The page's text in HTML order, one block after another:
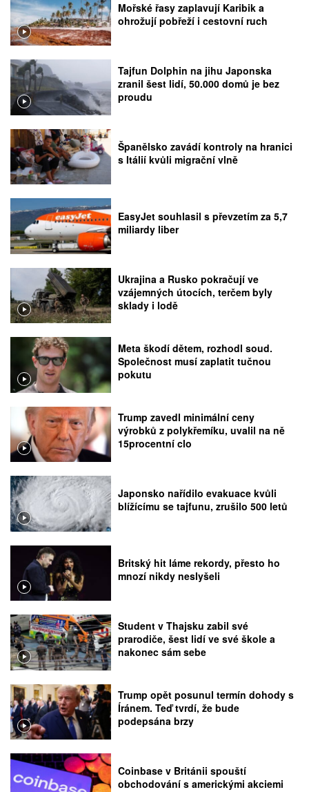
Mořské řasy zaplavují Karibik a
ohrožují pobřeží i cestovní ruch
Tajfun Dolphin na jihu Japonska
zranil šest lidí, 50.000 domů je bez
proudu
Španělsko zavádí kontroly na hranici
s Itálií kvůli migrační vlně
EasyJet souhlasil s převzetím za 5,7
miliardy liber
Ukrajina a Rusko pokračují ve
vzájemných útocích, terčem byly
sklady i lodě
Meta škodí dětem, rozhodl soud.
Společnost musí zaplatit tučnou
pokutu
Trump zavedl minimální ceny
výrobků z polykřemíku, uvalil na ně
15procentní clo
Japonsko nařídilo evakuace kvůli
blížícímu se tajfunu, zrušilo 500 letů
Britský hit láme rekordy, přesto ho
mnozí nikdy neslyšeli
Student v Thajsku zabil své
prarodiče, šest lidí ve své škole a
nakonec sám sebe
Trump opět posunul termín dohody s
Íránem. Teď tvrdí, že bude
podepsána brzy
Coinbase v Británii spouští
obchodování s americkými akciemi